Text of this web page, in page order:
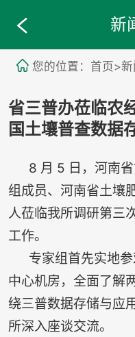
新
您的位置：首页>
省三普办莅临农
国土壤普查数据
8 月 5 日，河南省
组成员、河南省土壤
人莅临我所调研第三
工作。
专家组首先实地参
中心机房，全面了解
绕三普数据存储与应
所深入座谈交流。